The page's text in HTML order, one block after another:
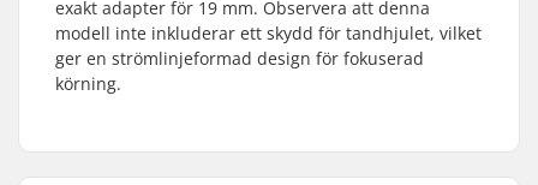
exakt adapter för 19 mm. Observera att denna
modell inte inkluderar ett skydd för tandhjulet, vilket
ger en strömlinjeformad design för fokuserad
körning.